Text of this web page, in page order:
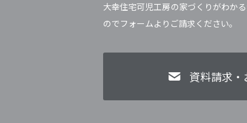
大幸住宅可児工房の家づくりがわか
のでフォームよりご請求ください。
資料請求